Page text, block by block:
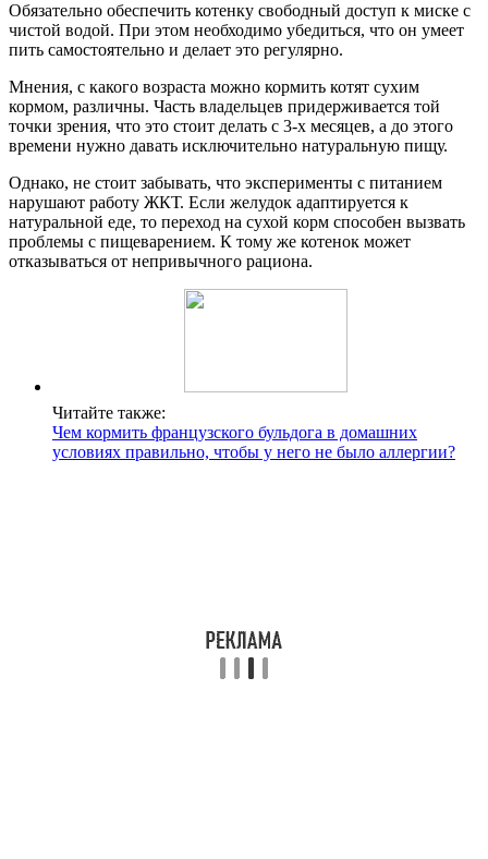
Обязательно обеспечить котенку свободный доступ к миске с
чистой водой. При этом необходимо убедиться, что он умеет
пить самостоятельно и делает это регулярно.
Мнения, с какого возраста можно кормить котят сухим
кормом, различны. Часть владельцев придерживается той
точки зрения, что это стоит делать с 3-х месяцев, а до этого
времени нужно давать исключительно натуральную пищу.
Однако, не стоит забывать, что эксперименты с питанием
нарушают работу ЖКТ. Если желудок адаптируется к
натуральной еде, то переход на сухой корм способен вызвать
проблемы с пищеварением. К тому же котенок может
отказываться от непривычного рациона.
Читайте также:
Чем кормить французского бульдога в домашних
условиях правильно, чтобы у него не было аллергии?